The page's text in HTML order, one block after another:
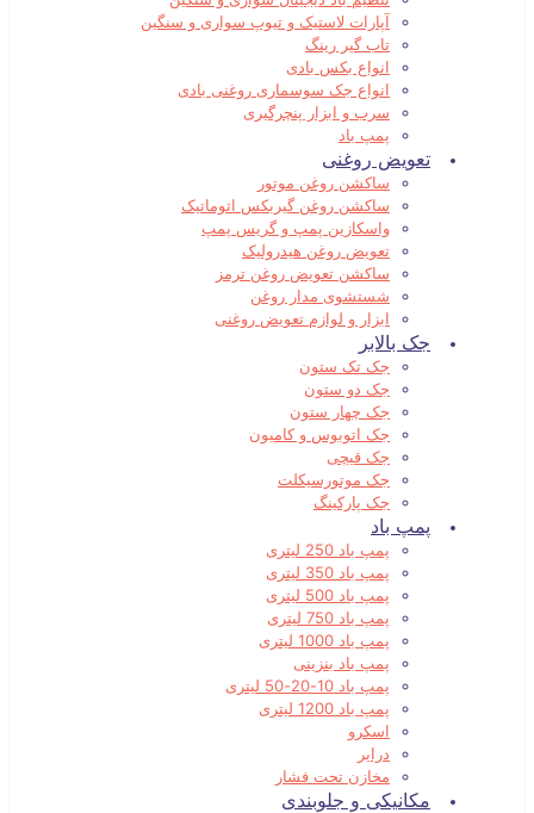
آپارات لاستیک و تیوپ سواری و سنگین
تاب گیر رینگ
انواع بکس بادی
انواع جک سوسماری روغنی بادی
سرب و ابزار پنچرگیری
پمپ باد
تعویض روغنی
ساکشن روغن موتور
ساکشن روغن گیربکس اتوماتیک
واسکازین پمپ و گریس پمپ
تعویض روغن هیدرولیک
ساکشن تعویض روغن ترمز
شستشوی مدار روغن
ابزار و لوازم تعویض روغنی
جک بالابر
جک تک ستون
جک دو ستون
جک چهار ستون
جک اتوبوس و کامیون
جک قیچی
جک موتورسیکلت
جک پارکینگ
پمپ باد
پمپ باد 250 لیتری
پمپ باد 350 لیتری
پمپ باد 500 لیتری
پمپ باد 750 لیتری
پمپ باد 1000 لیتری
پمپ باد بنزینی
پمپ باد 10-20-50 لیتری
پمپ باد 1200 لیتری
اسکرو
درایر
مخازن تحت فشار
مکانیکی و جلوبندی